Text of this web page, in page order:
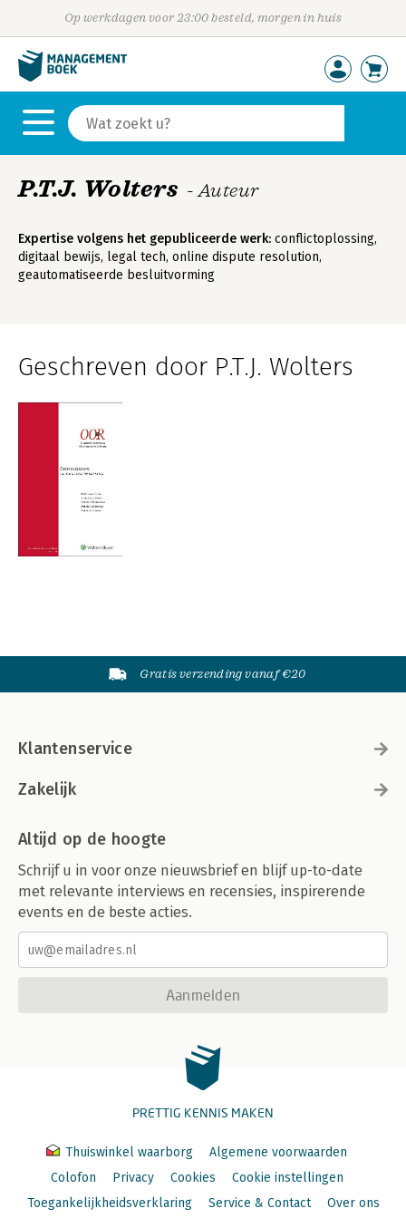
Op werkdagen voor 23:00 besteld, morgen in huis
P.T.J. Wolters - Auteur
Expertise volgens het gepubliceerde werk: conflictoplossing,
digitaal bewijs, legal tech, online dispute resolution,
geautomatiseerde besluitvorming
Geschreven door P.T.J. Wolters
Gratis verzending vanaf €20
Klantenservice
Zakelijk
Altijd op de hoogte
Schrijf u in voor onze nieuwsbrief en blijf up-to-date
met relevante interviews en recensies, inspirerende
events en de beste acties.
Aanmelden
PRETTIG KENNIS MAKEN
Thuiswinkel waarborg
Algemene voorwaarden
Colofon
Privacy Cookies
Cookie instellingen
Toegankelijkheidsverklaring
Service & Contact Over ons